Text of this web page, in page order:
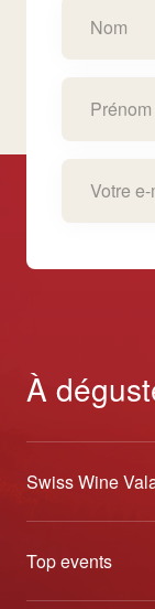
À
Swiss Wine
À propos
Blog
Top events
Caves Ouvertes